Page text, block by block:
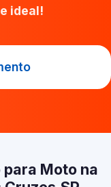
ideal!
Moto na